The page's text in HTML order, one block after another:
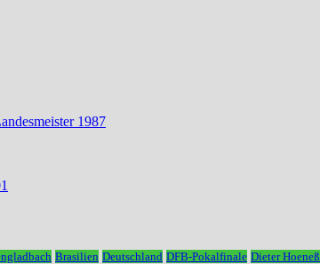
1987
Brasilien Deutschland DFB-Pokalfinale Dieter Hoeneß